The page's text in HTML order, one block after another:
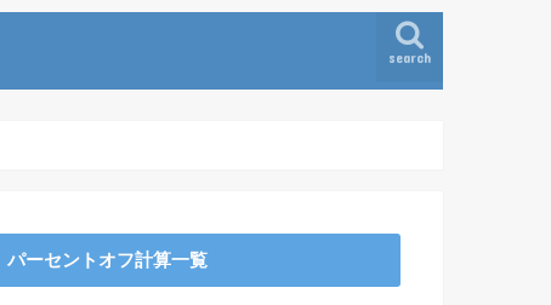
search
パーセントオフ計算一覧